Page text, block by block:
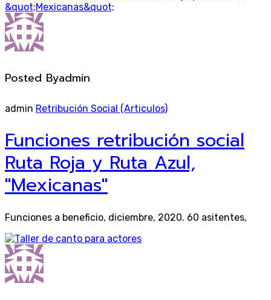
Posted Byadmin
admin Retribución Social (Articulos)
Funciones retribución social
Ruta Roja y Ruta Azul,
"Mexicanas"
Funciones a beneficio, diciembre, 2020. 60 asitentes,